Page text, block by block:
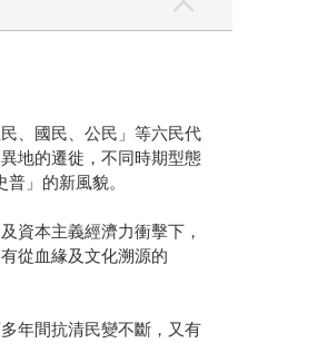
、國民、公民」等六民代
地的遷徙，不同時期型態
」的新風貌。
資本主義經濟力衝擊下，
從血緣及文化溯源的
年間抗清民變不斷，又有